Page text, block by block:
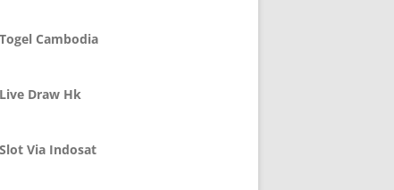
Togel Cambodia
Live Draw Hk
Slot Via Indosat